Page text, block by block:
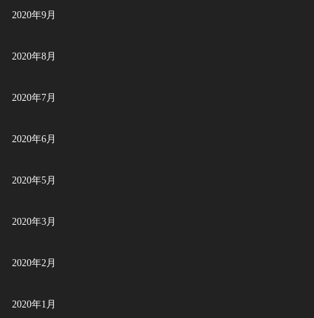
2020年9月
2020年8月
2020年7月
2020年6月
2020年5月
2020年3月
2020年2月
2020年1月